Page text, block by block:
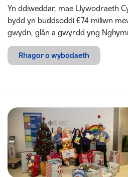
Yn ddiweddar, mae Llywodraeth
bydd yn buddsoddi £74 miliwn
gwydn, glân a gwyrdd yng
Rhagor o wybodaeth